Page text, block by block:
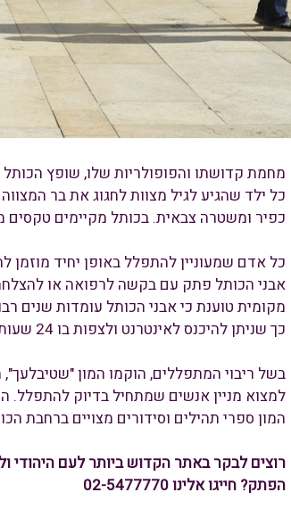
מחמת קדושתו והפופולריות שלו, שופץ
כל ילד שהגיע לגיל מצוות לחגוג את בר
כפיר ומשטרה צבאית. בכותל מקיימים טקסים
כל אדם שמעוניין להתפלל באופן יחיד מוזמן
אבני הכותל פתק עם בקשה לרפואה או
מקומית טוענת כי אבני הכותל עומדות שנים
כך שניתן להיכנס לאינטרנט ולצפות בו 24 שעות.
בשל ריבוי המתפללים, הוקמו המון "שטיבלעך",
למצוא מניין אנשים שמתחיל בדיוק להתפלל.
המון ספרי תהילים וסידורים מצויים ברחבת
רוצים לבקר באתר הקדוש ביותר לעם היהודי
הפתק? חייגו אלינו 02-5477770